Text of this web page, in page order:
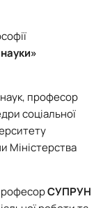
ветеринарна
науково-
заходів
ініціатива
НУБіП України
запобігання
акти
НУБіП України
науки»
професор
соціальної
Міністерства
СУПРУН